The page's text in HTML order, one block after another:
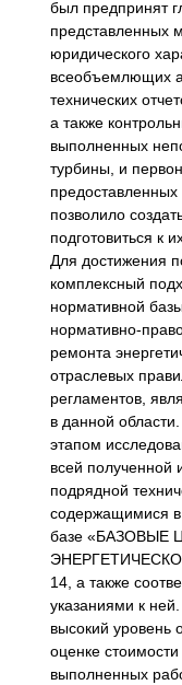
был предпринят
представленных
юридического
всеобъемлющих
технических
а также
выполненных
турбины, и
позволило
подготовиться к
Для достижения
комплексный
нормативной
нормативно-
ремонта
отраслевых
регламентов,
в данной
этапом
всей полученной
подрядной
содержащимися в
базе
14, а также
указаниями к
высокий уровень
оценке
выполненных